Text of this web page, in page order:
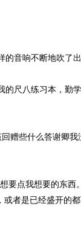
音响不断地吹了
尺八练习本，勤
赠些什么答谢卿我
要点我想要的东西
者是已经盛开的